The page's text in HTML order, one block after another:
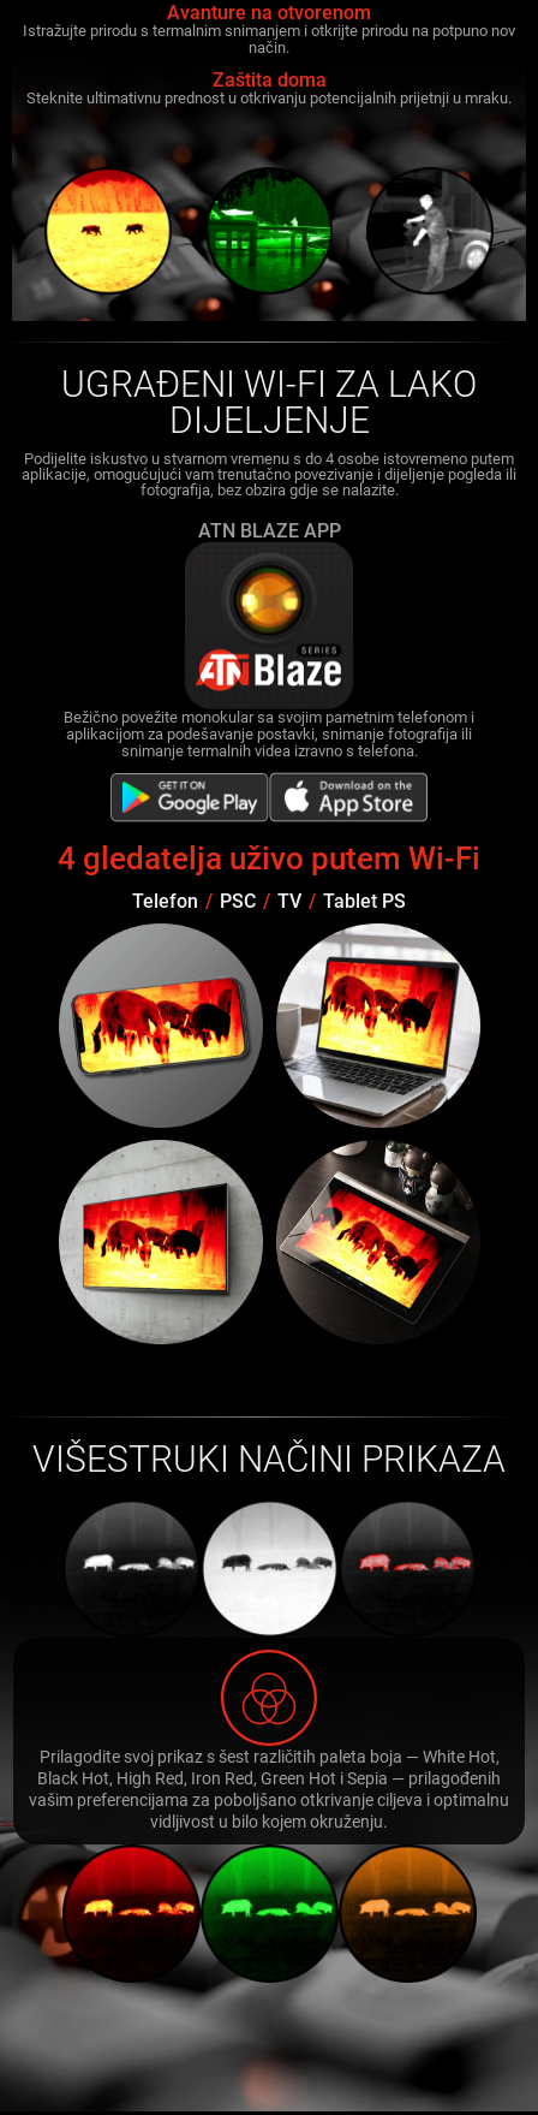
Avanture na otvorenom
Istražujte prirodu s termalnim snimanjem i otkrijte prirodu na potpuno nov
način.
Zaštita doma
Steknite ultimativnu prednost u otkrivanju potencijalnih prijetnji u mraku.
UGRAĐENI WI-FI ZA LAKO
DIJELJENJE
Podijelite iskustvo u stvarnom vremenu s do 4 osobe istovremeno putem
aplikacije, omogućujući vam trenutačno povezivanje i dijeljenje pogleda ili
fotografija, bez obzira gdje se nalazite.
ATN BLAZE APP
Bežično povežite monokular sa svojim pametnim telefonom i
aplikacijom za podešavanje postavki, snimanje fotografija ili
snimanje termalnih videa izravno s telefona.
4 gledatelja uživo putem Wi-Fi
Telefon / PSC / TV / Tablet PS
VIŠESTRUKI NAČINI PRIKAZA
Prilagodite svoj prikaz s šest različitih paleta boja — White Hot,
Black Hot, High Red, Iron Red, Green Hot i Sepia — prilagođenih
vašim preferencijama za poboljšano otkrivanje ciljeva i optimalnu
vidljivost u bilo kojem okruženju.